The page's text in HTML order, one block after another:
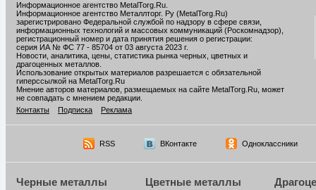
Информационное агентство MetalTorg.Ru
Информационное агентство Металлторг. Ру (MetalTorg.Ru)
зарегистрировано Федеральной службой по надзору в сфере связи,
информационных технологий и массовых коммуникаций (Роскомнадзор),
регистрационный номер и дата принятия решения о регистрации:
серия ИА № ФС 77 - 85704 от 03 августа 2023 г.
Новости, аналитика, цены, статистика рынка черных, цветных и
драгоценных металлов.
Использование открытых материалов разрешается с обязательной
гиперссылкой на MetalTorg.Ru
Мнение авторов материалов, размещаемых на сайте MetalTorg.Ru, может
не совпадать с мнением редакции.
Контакты
Подписка Реклама
RSS ВКонтакте Одноклассники
Черные металлы Цветные металлы